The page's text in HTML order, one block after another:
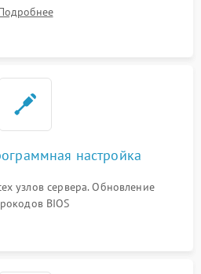
настройка
узлов сервера. Обновление
BIOS